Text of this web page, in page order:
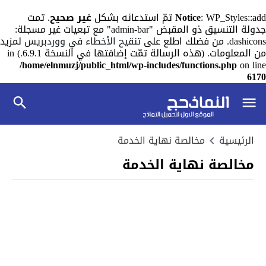
Notice: WP_Styles::add تمّ استدعائه بشكل غير صحيح. تمت
جدولة التنسيق ذو المقبض "admin-bar" مع تبعيات غير مسجلة:
dashicons. من فضلك اطلع على تنقيح الأخطاء في ووردبريس لمزيد
من المعلومات. (هذه الرسالة تمّت إضافتها في النسخة 6.9.1.) in
/home/elnmuzj/public_html/wp-includes/functions.phpon line
6170
الرئيسية مخالصة نهاية الخدمة
مخالصة نهاية الخدمة